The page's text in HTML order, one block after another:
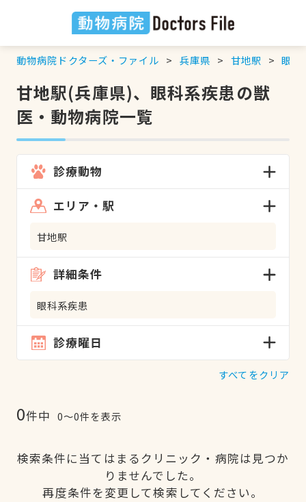
動物病院ドクターズ・ファイル 兵庫県 甘地駅 眼科
甘地駅(兵庫県)、眼科系疾患の獣
医・動物病院一覧
診療動物
エリア・駅
甘地駅
詳細条件
眼科系疾患
診療曜日
すべてをクリア
0件中 0〜0件を表示
検索条件に当てはまるクリニック・病院は見つか
りませんでした。
再度条件を変更して検索してください。